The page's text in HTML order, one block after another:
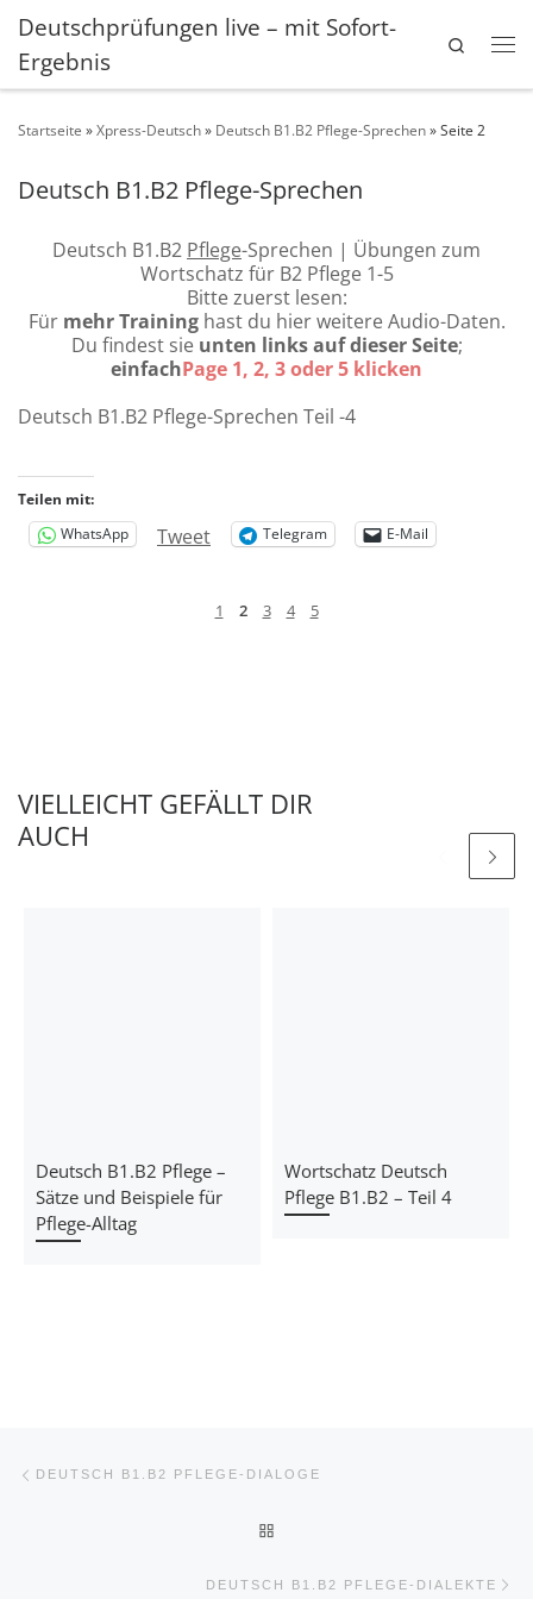
Zum Inhalt springen
Deutschprüfungen live – mit Sofort-
Ergebnis
Search
Startseite »Xpress-Deutsch» Deutsch B1.B2 Pflege-Sprechen»Seite 2
Deutsch B1.B2 Pflege-Sprechen
Deutsch B1.B2 Pflege-Sprechen | Übungen zum
Wortschatz für B2 Pflege 1-5
Bitte zuerst lesen:
Für mehr Traininghast du hier weitere Audio-Daten.
Du findest sie unten links auf dieser Seite;
einfachPage 1, 2, 3 oder 5 klicken
Deutsch B1.B2 Pflege-Sprechen Teil -4
Teilen mit:
WhatsApp
Tweet Telegram E-Mail
1 2 3 4 5
VIELLEICHT GEFÄLLT DIR
AUCH
Deutsch B1.B2 Pflege –
Sätze und Beispiele für
Pflege-Alltag
Wortschatz Deutsch
Pflege B1.B2 – Teil 4
DEUTSCH B1.B2 PFLEGE-DIALOGE
DEUTSCH B1.B2 PFLEGE-DIALEKTE